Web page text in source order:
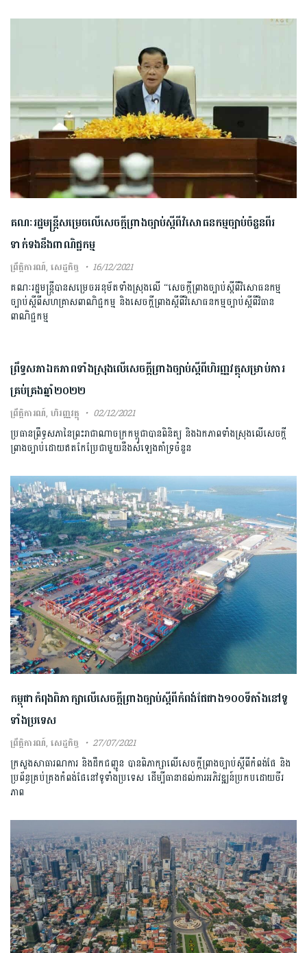
គណៈរដ្ឋមន្ត្រីសម្រេចលើសេចក្តីព្រាងច្បាប់ស្តីពីវិសោធនកម្មច្បាប់ចំនួនពីរ
ទាក់ទងនឹងពាណិជ្ជកម្ម
ព្រឹត្តិការណ៍,សេដ្ឋកិច្ច 16/12/2021
គណៈរដ្ឋមន្រ្តីបានសម្រេចអនុម័តទាំងស្រុងលើ “សេចក្តីព្រាងច្បាប់ស្តីពីវិសោធនកម្ម
ច្បាប់ស្តីពីសហគ្រាសពាណិជ្ជកម្ម និងសេចក្តីព្រាងស្តីពីវិសោធនកម្មច្បាប់ស្តីពីវិធាន
ពាណិជ្ជកម្ម
ព្រឹទ្ធសភាឯកភាពទាំងស្រុងលើសេចក្តីព្រាងច្បាប់ស្តីពីហិរញ្ញវត្ថុសម្រាប់ការ
គ្រប់គ្រងឆ្នាំ២០២២
ព្រឹត្តិការណ៍,ហិរញ្ញវត្ថុ 02/12/2021
ប្រធានព្រឹទ្ធសភានៃព្រះរាជាណាចក្រកម្ពុជាបានពិនិត្យ និងឯកភាពទាំងស្រុងលើសេចក្តី
ព្រាងច្បាប់ដោយឥតកែប្រែជាមួយនឹងសំឡេងគាំទ្រចំនួន
កម្ពុជាកំពុងពិភាក្សាលើសេចក្តីព្រាងច្បាប់ស្ដីពីកំពង់ផែជាង១០០ទីតាំងនៅទូ
ទាំងប្រទេស
ព្រឹត្តិការណ៍,សេដ្ឋកិច្ច 27/07/2021
ក្រសួងសាធារណការ និងដឹកជញ្ជូន បានពិភាក្សាលើសេចក្ដីព្រាងច្បាប់ស្តីពីកំពង់ផែ និង
ប្រព័ន្ធគ្រប់គ្រងកំពង់ផែនៅទូទាំងប្រទេស ដើម្បីធានាដល់ការអភិវឌ្ឍន៍ប្រកបដោយចីរ
ភាព